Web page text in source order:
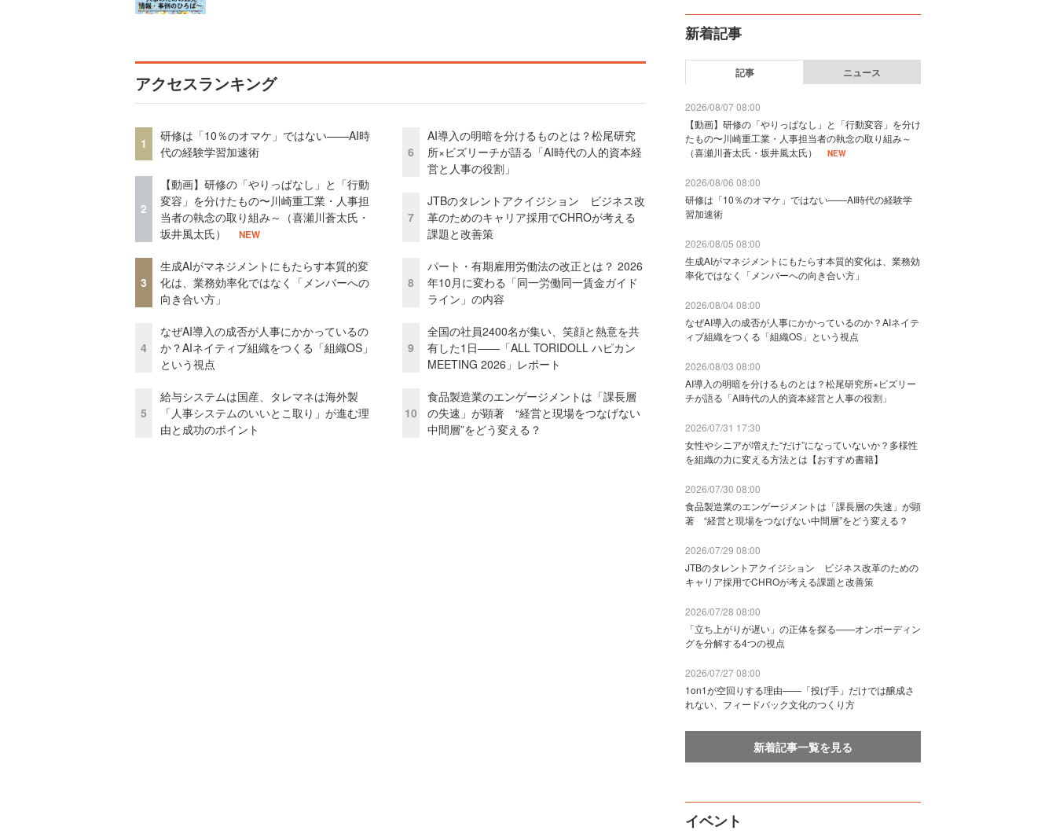
アクセスランキング
1
研修は「10％のオマケ」ではない——AI時
代の経験学習加速術
2
【動画】研修の「やりっぱなし」と「行動
変容」を分けたもの〜川崎重工業・人事担
当者の執念の取り組み～（喜瀬川蒼太氏・
坂井風太氏）
NEW
3
生成AIがマネジメントにもたらす本質的変
化は、業務効率化ではなく「メンバーへの
向き合い方」
4
なぜAI導入の成否が人事にかかっているの
か？AIネイティブ組織をつくる「組織OS」
という視点
5
給与システムは国産、タレマネは海外製
「人事システムのいいとこ取り」が進む理
由と成功のポイント
6
AI導入の明暗を分けるものとは？松尾研究
所×ビズリーチが語る「AI時代の人的資本経
営と人事の役割」
7
JTBのタレントアクイジション ビジネス改
革のためのキャリア採用でCHROが考える
課題と改善策
8
パート・有期雇用労働法の改正とは？ 2026
年10月に変わる「同一労働同一賃金ガイド
ライン」の内容
9
全国の社員2400名が集い、笑顔と熱意を共
有した1日――「ALL TORIDOLL ハピカン
MEETING 2026」レポート
10
食品製造業のエンゲージメントは「課長層
の失速」が顕著 “経営と現場をつなげない
中間層”をどう変える？
新着記事
記事 ニュース
2026/08/07 08:00
【動画】研修の「やりっぱなし」と「行動変容」を分け
たもの〜川崎重工業・人事担当者の執念の取り組み～
（喜瀬川蒼太氏・坂井風太氏）
NEW
2026/08/06 08:00
研修は「10％のオマケ」ではない——AI時代の経験学
習加速術
2026/08/05 08:00
生成AIがマネジメントにもたらす本質的変化は、業務効
率化ではなく「メンバーへの向き合い方」
2026/08/04 08:00
なぜAI導入の成否が人事にかかっているのか？AIネイテ
ィブ組織をつくる「組織OS」という視点
2026/08/03 08:00
AI導入の明暗を分けるものとは？松尾研究所×ビズリー
チが語る「AI時代の人的資本経営と人事の役割」
2026/07/31 17:30
女性やシニアが増えた“だけ”になっていないか？多様性
を組織の力に変える方法とは【おすすめ書籍】
2026/07/30 08:00
食品製造業のエンゲージメントは「課長層の失速」が顕
著 “経営と現場をつなげない中間層”をどう変える？
2026/07/29 08:00
JTBのタレントアクイジション ビジネス改革のための
キャリア採用でCHROが考える課題と改善策
2026/07/28 08:00
「立ち上がりが遅い」の正体を探る——オンボーディン
グを分解する4つの視点
2026/07/27 08:00
1on1が空回りする理由——「投げ手」だけでは醸成さ
れない、フィードバック文化のつくり方
新着記事一覧を見る
イベント